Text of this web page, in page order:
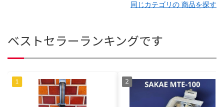
同じカテゴリの 商品を探す
ベストセラーランキングです